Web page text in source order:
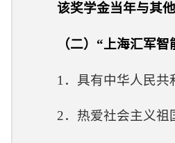
该奖学金当年与其
（二） “上海汇军智
1．具有中华人民共
2．热爱社会主义